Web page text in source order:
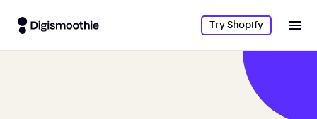
Try Shopify